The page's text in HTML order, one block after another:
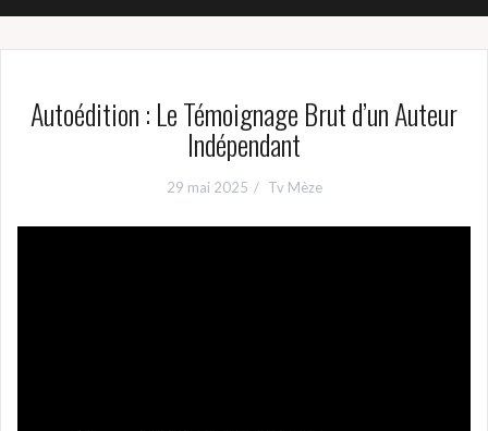
Autoédition : Le Témoignage Brut d’un Auteur
Indépendant
29 mai 2025 Tv Mèze